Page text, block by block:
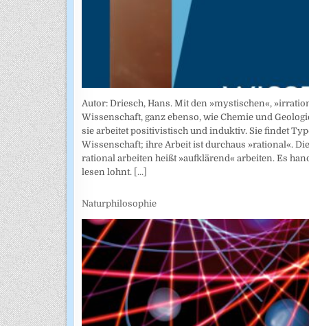
Autor: Driesch, Hans. Mit den »mystischen«,
Wissenschaft, ganz ebenso, wie Chemie und
sie arbeitet positivistisch und induktiv. Sie findet
Wissenschaft; ihre Arbeit ist durchaus »rational«.
rational arbeiten heißt »aufklärend« arbeiten. Es
lesen lohnt. [...]
Naturphilosophie